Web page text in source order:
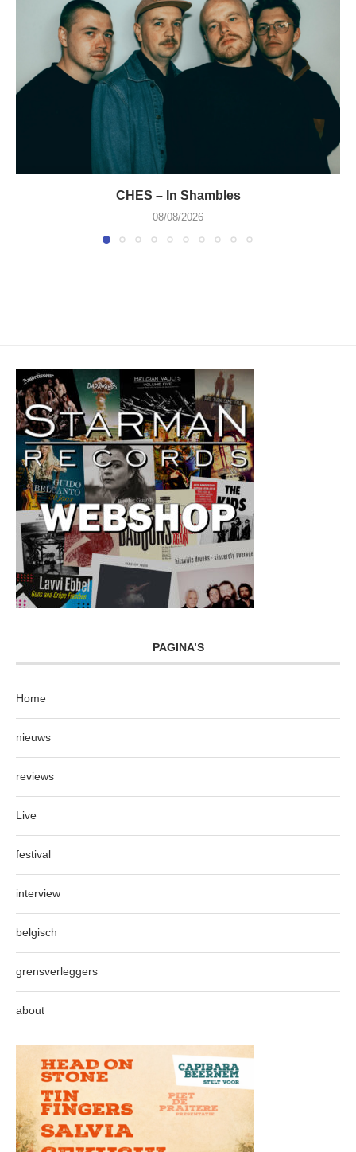
CHES – In Shambles
08/08/2026
PAGINA’S
Home
nieuws
reviews
Live
festival
interview
belgisch
grensverleggers
about